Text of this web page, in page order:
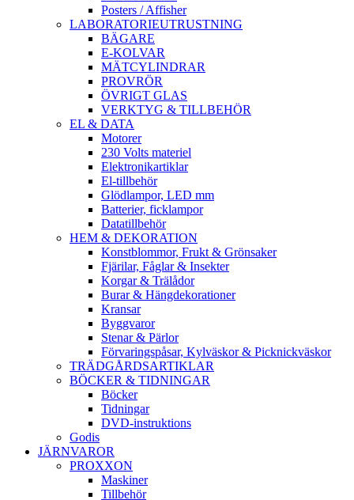
Posters / Affisher
LABORATORIEUTRUSTNING
BÄGARE
E-KOLVAR
MÄTCYLINDRAR
PROVRÖR
ÖVRIGT GLAS
VERKTYG & TILLBEHÖR
EL & DATA
Motorer
230 Volts materiel
Elektronikartiklar
El-tillbehör
Glödlampor, LED mm
Batterier, ficklampor
Datatillbehör
HEM & DEKORATION
Konstblommor, Frukt & Grönsaker
Fjärilar, Fåglar & Insekter
Korgar & Trälådor
Burar & Hängdekorationer
Kransar
Byggvaror
Stenar & Pärlor
Förvaringspåsar, Kylväskor & Picknickväskor
TRÄDGÅRDSARTIKLAR
BÖCKER & TIDNINGAR
Böcker
Tidningar
DVD-instruktions
Godis
JÄRNVAROR
PROXXON
Maskiner
Tillbehör